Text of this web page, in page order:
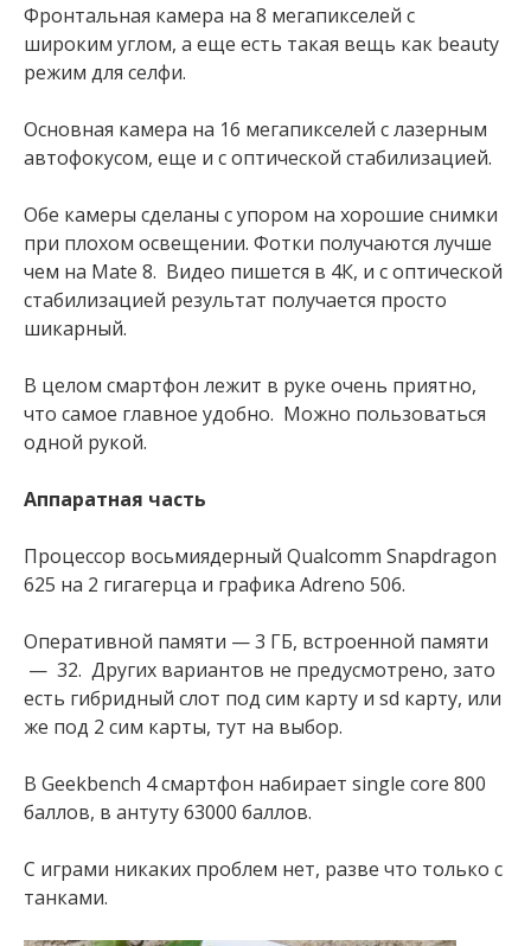
Фронтальная камера на 8 мегапикселей с
широким углом, а еще есть такая вещь как beauty
режим для селфи.
Основная камера на 16 мегапикселей с лазерным
автофокусом, еще и с оптической стабилизацией.
Обе камеры сделаны с упором на хорошие снимки
при плохом освещении. Фотки получаются лучше
чем на Mate 8. Видео пишется в 4К, и с оптической
стабилизацией результат получается просто
шикарный.
В целом смартфон лежит в руке очень приятно,
что самое главное удобно. Можно пользоваться
одной рукой.
Аппаратная часть
Процессор восьмиядерный Qualcomm Snapdragon
625 на 2 гигагерца и графика Adreno 506.
Оперативной памяти — 3 ГБ, встроенной памяти
— 32. Других вариантов не предусмотрено, зато
есть гибридный слот под сим карту и sd карту, или
же под 2 сим карты, тут на выбор.
В Geekbench 4 смартфон набирает single core 800
баллов, в антуту 63000 баллов.
С играми никаких проблем нет, разве что только с
танками.